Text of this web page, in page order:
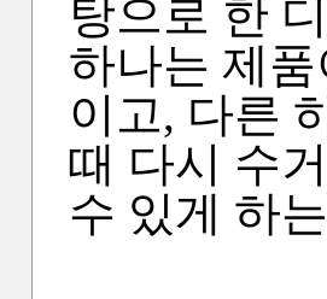
탕으로 한
하나는 제
이고, 다른
때 다시 수
수 있게 하